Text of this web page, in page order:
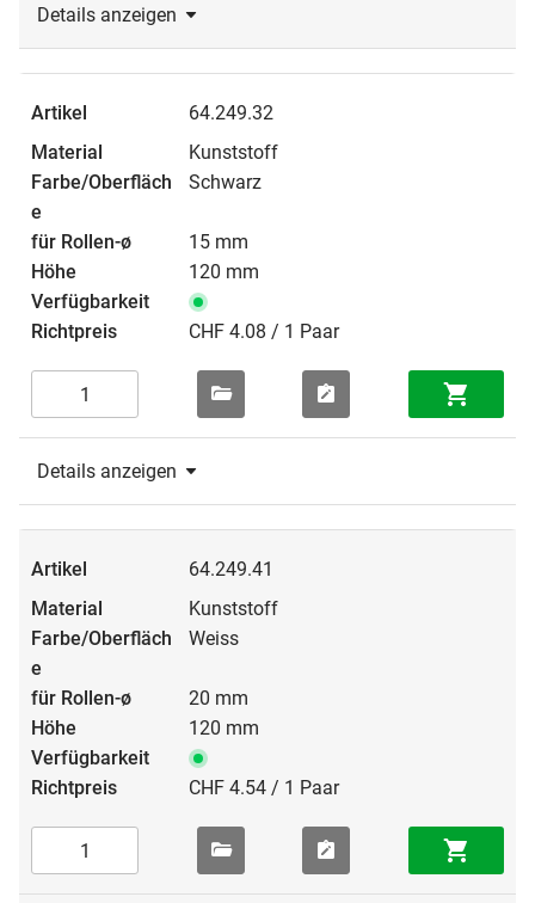
Details anzeigen
64.249.32
Kunststoff
Schwarz
15 mm
120 mm
CHF 4.08 / 1 Paar
Details anzeigen
64.249.41
Kunststoff
Weiss
20 mm
120 mm
CHF 4.54 / 1 Paar